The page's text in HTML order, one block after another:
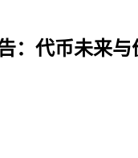
：代币未来与